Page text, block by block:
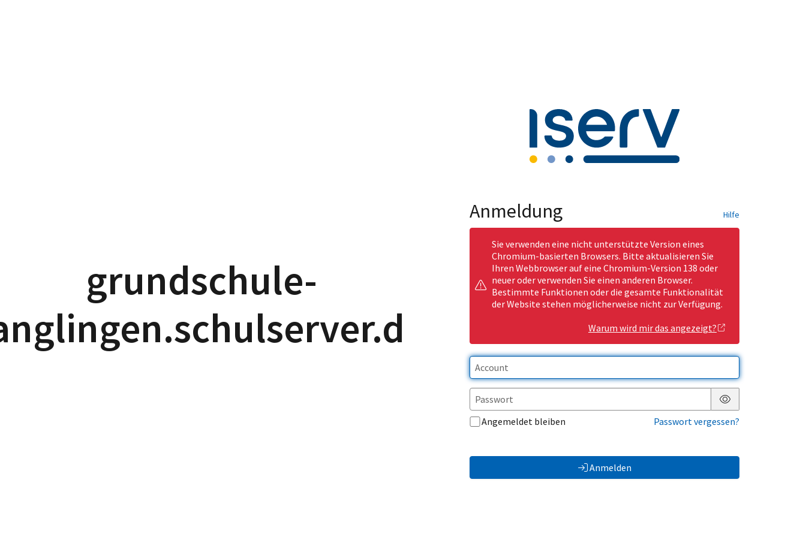
grundschule-
Anmeldung Hilfe
Sie verwenden eine nicht unterstützte Version eines
Chromium-basierten Browsers. Bitte aktualisieren Sie
Ihren Webbrowser auf eine Chromium-Version 138 oder
neuer oder verwenden Sie einen anderen Browser.
Bestimmte Funktionen oder die gesamte Funktionalität
der Website stehen möglicherweise nicht zur Verfügung.
Warum wird mir das angezeigt?
Passwort anzeigen
Angemeldet bleiben
Passwort vergessen?
Anmelden